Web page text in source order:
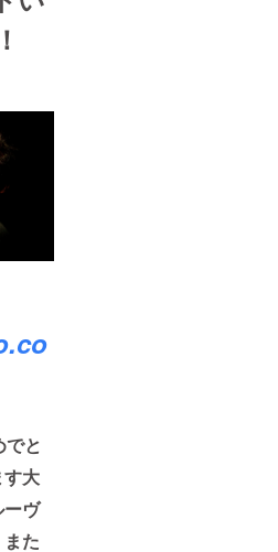
でと
大
ヴ
た